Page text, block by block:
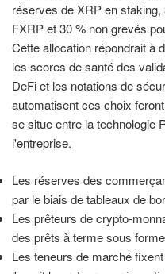
réserves de XRP en
FXRP et 30 % non grevés
Cette allocation répondrait à
les scores de santé des
DeFi et les notations de
automatisent ces choix
se situe entre la technologie
l'entreprise.
Les réserves des
par le biais de tableaux de
Les prêteurs de crypto-
des prêts à terme sous
Les teneurs de marché